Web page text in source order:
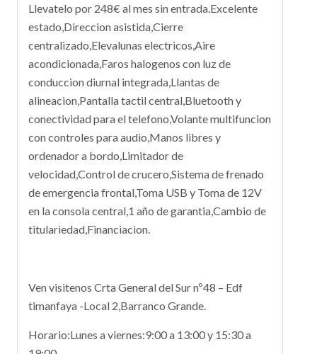
Llevatelo por 248€ al mes sin entrada.Excelente
estado,Direccion asistida,Cierre
centralizado,Elevalunas electricos,Aire
acondicionada,Faros halogenos con luz de
conduccion diurnal integrada,Llantas de
alineacion,Pantalla tactil central,Bluetooth y
conectividad para el telefono,Volante multifuncion
con controles para audio,Manos libres y
ordenador a bordo,Limitador de
velocidad,Control de crucero,Sistema de frenado
de emergencia frontal,Toma USB y Toma de 12V
en la consola central,1 año de garantia,Cambio de
titulariedad,Financiacion.
Ven visitenos Crta General del Sur nº48 – Edf
timanfaya -Local 2,Barranco Grande.
Horario:Lunes a viernes:9:00 a 13:00 y 15:30 a